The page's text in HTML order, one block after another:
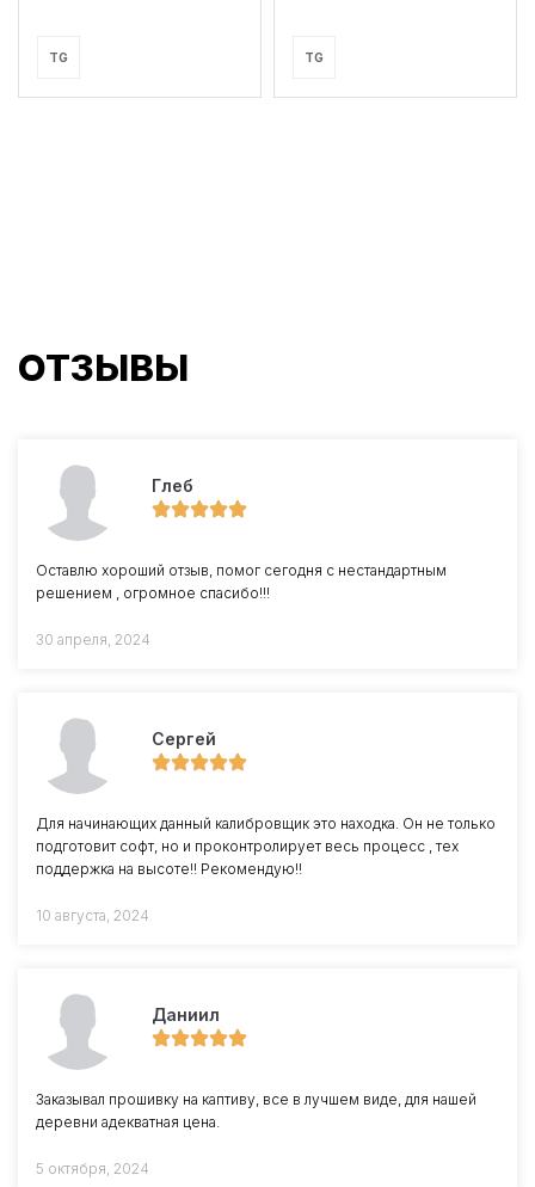
TG TG
ОТЗЫВЫ
Глеб
Оставлю хороший отзыв, помог сегодня с нестандартным
решением , огромное спасибо!!!
30 апреля, 2024
Сергей
Для начинающих данный калибровщик это находка. Он не только
подготовит софт, но и проконтролирует весь процесс , тех
поддержка на высоте!! Рекомендую!!
10 августа, 2024
Даниил
Заказывал прошивку на каптиву, все в лучшем виде, для нашей
деревни адекватная цена.
5 октября, 2024